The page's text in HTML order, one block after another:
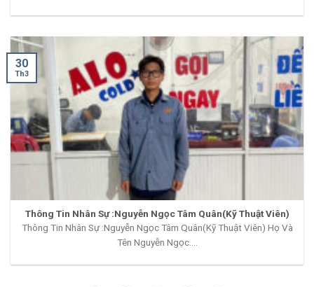
Thông Tin Nhân Sự :Nguyễn Ngọc Tâm Quân(Kỹ Thuật Viên)
Thông Tin Nhân Sự :Nguyễn Ngọc Tâm Quân(Kỹ Thuật Viên) Họ Và
Tên Nguyễn Ngọc....
30
Th3